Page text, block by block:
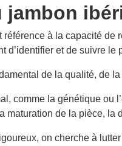
jambon
référence à la capacité
d’identifier et de suivre
de la qualité, de
comme la génétique ou
maturation de la pièce,
on cherche à